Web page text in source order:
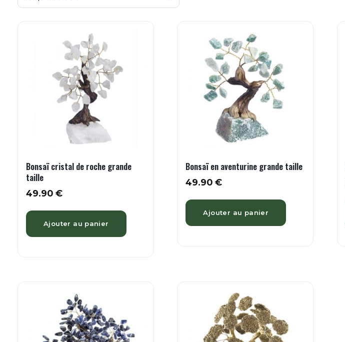
Bonsaï cristal de roche grande
taille
49.90 €
Ajouter au panier
Bonsaï en aventurine grande taille
49.90€
Ajouter au panier